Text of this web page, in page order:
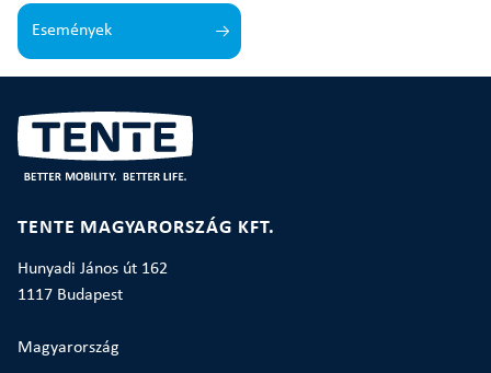
Események
TENTE MAGYARORSZÁG KFT.
Hunyadi János út 162
1117 Budapest
Magyarország